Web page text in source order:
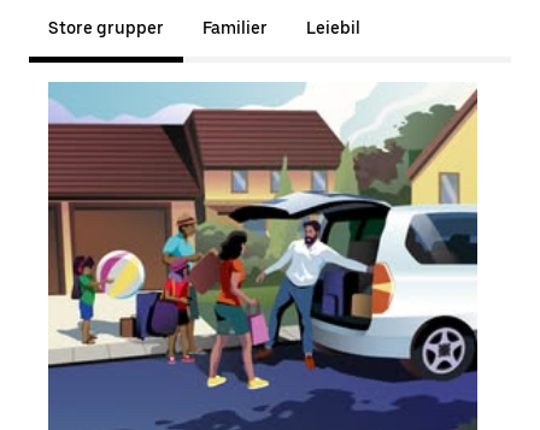
Store grupper Familier Leiebil